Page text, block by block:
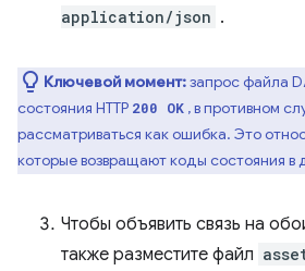
application/json .
Ключевой момент:запрос файла
состояния HTTP 200 OK , в противном
рассматриваться как ошибка. Это
которые возвращают коды состояния в
Чтобы объявить связь на
также разместите файл